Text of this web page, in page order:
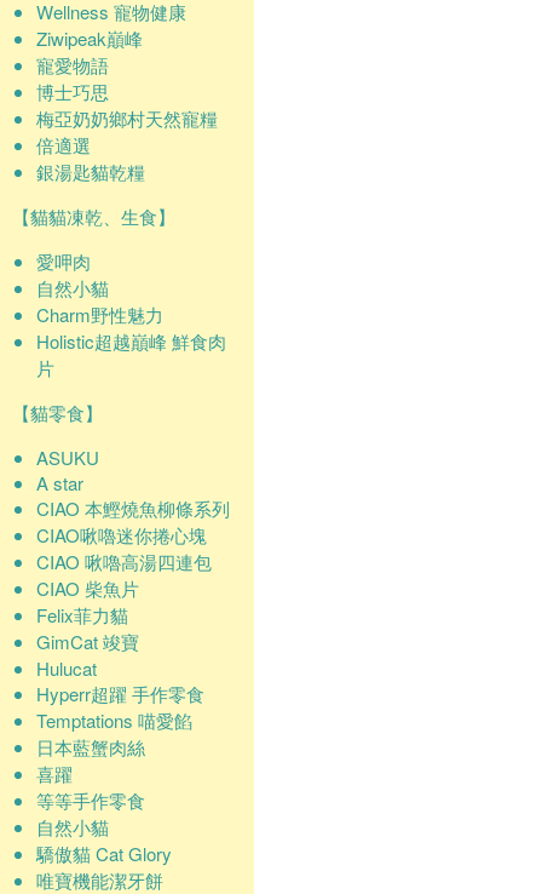
Wellness 寵物健康
Ziwipeak巔峰
寵愛物語
博士巧思
梅亞奶奶鄉村天然寵糧
倍適選
銀湯匙貓乾糧
【貓貓凍乾、生食】
愛呷肉
自然小貓
Charm野性魅力
Holistic超越巔峰 鮮食肉
片
【貓零食】
ASUKU
A star
CIAO 本鰹燒魚柳條系列
CIAO啾嚕迷你捲心塊
CIAO 啾嚕高湯四連包
CIAO 柴魚片
Felix菲力貓
GimCat 竣寶
Hulucat
Hyperr超躍 手作零食
Temptations 喵愛餡
日本藍蟹肉絲
喜躍
等等手作零食
自然小貓
驕傲貓 Cat Glory
唯寶機能潔牙餅